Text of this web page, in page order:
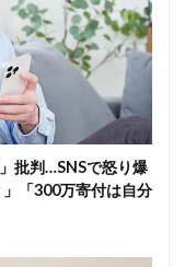
批判…SNSで怒り爆
「300万寄付は自分